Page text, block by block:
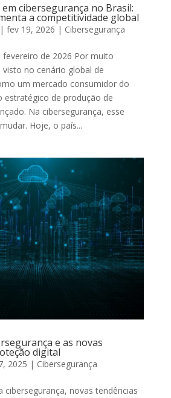
cibersegurança no Brasil:
a competitividade global
| fev 19, 2026 | Cibersegurança
fevereiro de 2026 Por muito
no cenário global de
um mercado consumidor do
estratégico de produção de
Na cibersegurança, esse
Hoje, o país...
e as novas
digital
2025 | Cibersegurança
cibersegurança, novas tendências